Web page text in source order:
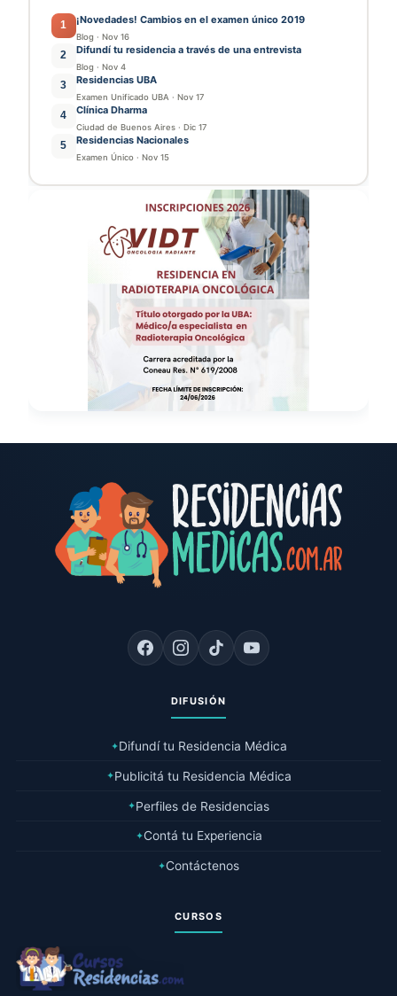
1 ¡Novedades! Cambios en el examen único 2019
Blog · Nov 16
2 Difundí tu residencia a través de una entrevista
Blog · Nov 4
3 Residencias UBA
Examen Unificado UBA · Nov 17
4 Clínica Dharma
Ciudad de Buenos Aires · Dic 17
5 Residencias Nacionales
Examen Único · Nov 15
DIFUSIÓN
✦Difundí tu Residencia Médica
✦Publicitá tu Residencia Médica
✦Perfiles de Residencias
✦Contá tu Experiencia
✦Contáctenos
CURSOS